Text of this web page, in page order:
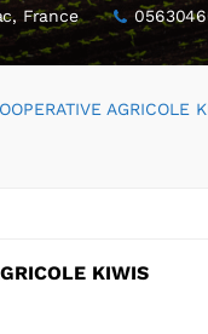
France
AGRICOLE
KIWIS